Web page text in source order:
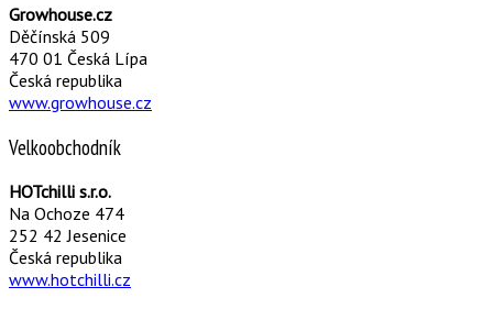
Growhouse.cz
Děčínská 509
470 01 Česká Lípa
Česká republika
www.growhouse.cz
Velkoobchodník
HOTchilli s.r.o.
Na Ochoze 474
252 42 Jesenice
Česká republika
www.hotchilli.cz